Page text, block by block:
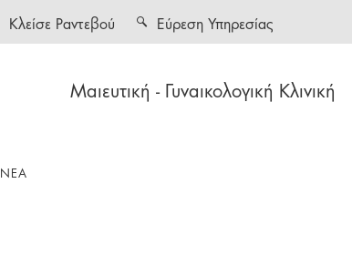
Μαιευτική - Γυναικολογική Κλινική
Κλείσε Ραντεβού Εύρεση Υπηρεσίας
ΝΕΑ